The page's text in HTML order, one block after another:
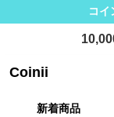
コイ
Coinii
新着商品